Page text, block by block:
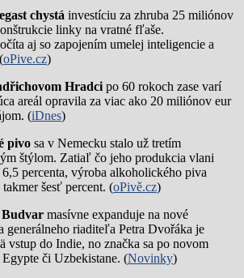
chystá investíciu za zhruba 25 miliónov
linky na vratné fľaše.
aj so zapojením umelej inteligencie a
oPive.cz)
Hradci po 60 rokoch zase varí
areál opravila za viac ako 20 miliónov eur
(iDnes)
pivo sa v Nemecku stalo už tretím
štýlom. Zatiaľ čo jeho produkcia vlani
percenta, výroba alkoholického piva
šesť percent. (oPivě.cz)
masívne expanduje na nové
generálneho riaditeľa Petra Dvořáka je
vstup do Indie, no značka sa po novom
či Uzbekistane. (Novinky)